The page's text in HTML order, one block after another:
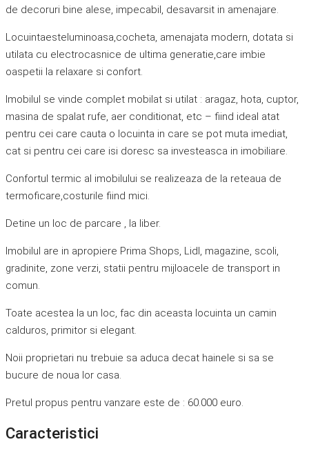
de decoruri bine alese, impecabil, desavarsit in amenajare.
Locuintaesteluminoasa,cocheta, amenajata modern, dotata si
utilata cu electrocasnice de ultima generatie,care imbie
oaspetii la relaxare si confort.
Imobilul se vinde complet mobilat si utilat : aragaz, hota, cuptor,
masina de spalat rufe, aer conditionat, etc – fiind ideal atat
pentru cei care cauta o locuinta in care se pot muta imediat,
cat si pentru cei care isi doresc sa investeasca in imobiliare.
Confortul termic al imobilului se realizeaza de la reteaua de
termoficare,costurile fiind mici.
Detine un loc de parcare , la liber.
Imobilul are in apropiere Prima Shops, Lidl, magazine, scoli,
gradinite, zone verzi, statii pentru mijloacele de transport in
comun.
Toate acestea la un loc, fac din aceasta locuinta un camin
calduros, primitor si elegant.
Noii proprietari nu trebuie sa aduca decat hainele si sa se
bucure de noua lor casa.
Pretul propus pentru vanzare este de : 60.000 euro.
Caracteristici